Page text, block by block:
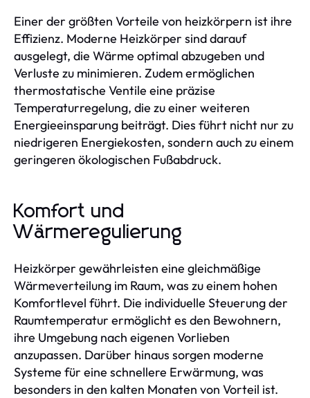
Einer der größten Vorteile von heizkörpern ist ihre
Effizienz. Moderne Heizkörper sind darauf
ausgelegt, die Wärme optimal abzugeben und
Verluste zu minimieren. Zudem ermöglichen
thermostatische Ventile eine präzise
Temperaturregelung, die zu einer weiteren
Energieeinsparung beiträgt. Dies führt nicht nur zu
niedrigeren Energiekosten, sondern auch zu einem
geringeren ökologischen Fußabdruck.
Komfort und
Wärmeregulierung
Heizkörper gewährleisten eine gleichmäßige
Wärmeverteilung im Raum, was zu einem hohen
Komfortlevel führt. Die individuelle Steuerung der
Raumtemperatur ermöglicht es den Bewohnern,
ihre Umgebung nach eigenen Vorlieben
anzupassen. Darüber hinaus sorgen moderne
Systeme für eine schnellere Erwärmung, was
besonders in den kalten Monaten von Vorteil ist.